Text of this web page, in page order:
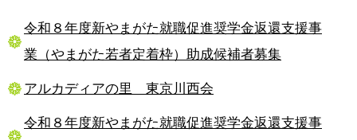
令和８年度新やまがた就職促進奨学金返還支援事
業（やまがた若者定着枠）助成候補者募集
アルカディアの里 東京川西会
令和８年度新やまがた就職促進奨学金返還支援事